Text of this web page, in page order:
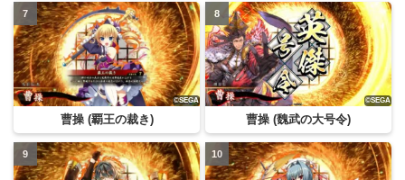
曹操 (覇王の裁き) 曹操 (魏武の大号令)